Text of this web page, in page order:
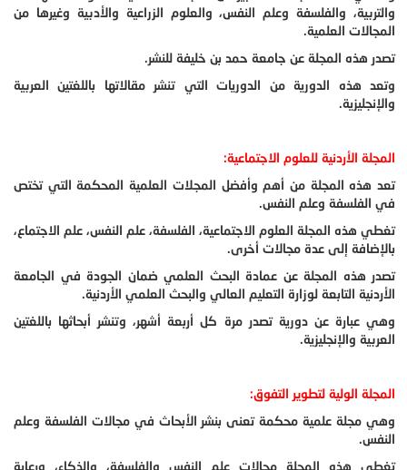
والتربية، والفلسفة وعلم النفس، والعلوم الزراعية والأدبية وغيرها من
المجالات العلمية.
تصدر هذه المجلة عن جامعة حمد بن خليفة للنشر.
وتعد هذه الدورية من الدوريات التي تنشر مقالاتها باللغتين العربية
والإنجليزية.
المجلة الأردنية للعلوم الاجتماعية:
تعد هذه المجلة من أهم وأفضل المجلات العلمية المحكمة التي تختص
في الفلسفة وعلم النفس.
تغطي هذه المجلة العلوم الاجتماعية، الفلسفة، علم النفس، علم الاجتماع،
بالإضافة إلى عدة مجالات أخرى.
تصدر هذه المجلة عن عمادة البحث العلمي ضمان الجودة في الجامعة
الأردنية التابعة لوزارة التعليم العالي والبحث العلمي الأردنية.
وهي عبارة عن دورية تصدر مرة كل أربعة أشهر، وتنشر أبحاثها باللغتين
العربية والإنجليزية.
المجلة الولية لتطوير التفوق:
وهي مجلة علمية محكمة تعنى بنشر الأبحاث في مجالات الفلسفة وعلم
النفس.
تغطي هذه المجلة مجالات علم النفس والفلسفة، والذكاء، ورعاية